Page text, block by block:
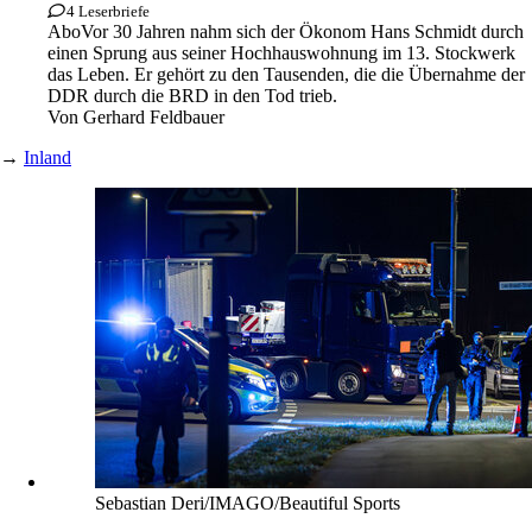
4 Leserbriefe
AboVor 30 Jahren nahm sich der Ökonom Hans Schmidt durch
einen Sprung aus seiner Hochhauswohnung im 13. Stockwerk
das Leben. Er gehört zu den Tausenden, die die Übernahme der
DDR durch die BRD in den Tod trieb.
Von Gerhard Feldbauer
→ Inland
Sebastian Deri/IMAGO/Beautiful Sports